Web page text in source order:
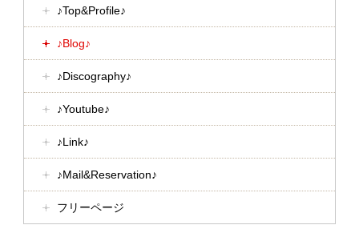
♪Top&Profile♪
♪Blog♪
♪Discography♪
♪Youtube♪
♪Link♪
♪Mail&Reservation♪
フリーページ